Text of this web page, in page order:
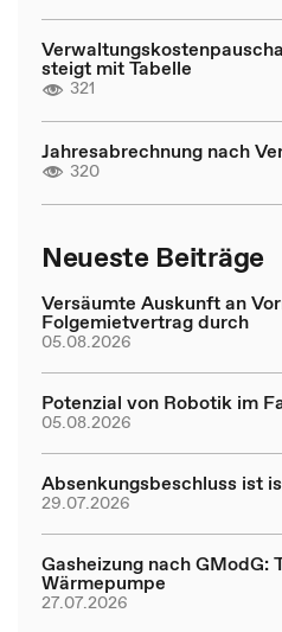
steigt mit Tabelle
321
Jahresabrechnung nach
320
Neueste Beiträge
Versäumte Auskunft an
Folgemietvertrag durch
05.08.2026
Potenzial von Robotik im
05.08.2026
Absenkungsbeschluss ist
29.07.2026
Gasheizung nach GModG:
Wärmepumpe
27.07.2026